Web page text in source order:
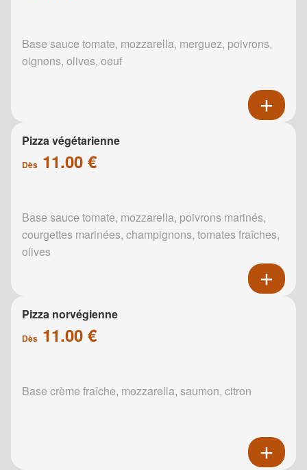
Base sauce tomate, mozzarella, merguez, poivrons,
oignons, olives, oeuf
Pizza végétarienne
Dès 11.00 €
Base sauce tomate, mozzarella, poivrons marinés,
courgettes marinées, champignons, tomates fraîches,
olives
Pizza norvégienne
Dès 11.00 €
Base crème fraîche, mozzarella, saumon, citron